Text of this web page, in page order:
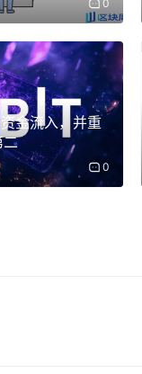
从OpenAI改为
，也完全
源的承诺。他们
明了他们是如何构
司，使用的是美国的
0
金流入，并重
二
0